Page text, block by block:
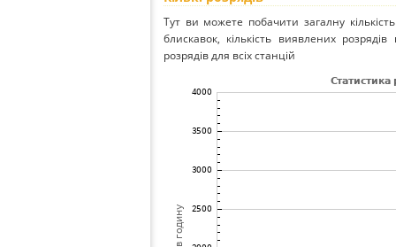
Тут ви можете побачити загалну
блискавок, кількість виявлених
розрядів для всіх станцій